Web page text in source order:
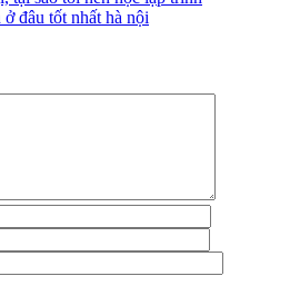
đâu tốt nhất hà nội